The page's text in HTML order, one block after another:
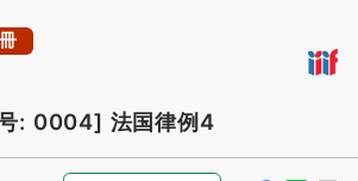
: 0004] 法国律例4